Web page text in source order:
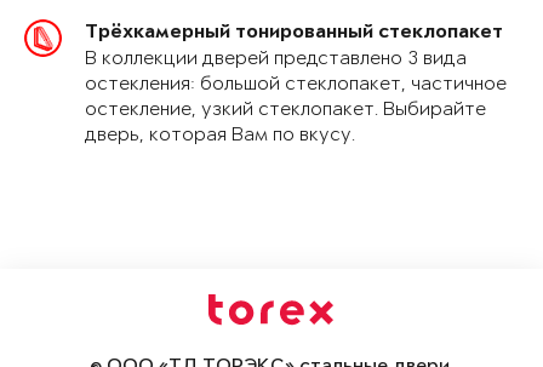
Трёхкамерный тонированный стеклопакет
В коллекции дверей представлено 3 вида
остекления: большой стеклопакет, частичное
остекление, узкий стеклопакет. Выбирайте
дверь, которая Вам по вкусу.